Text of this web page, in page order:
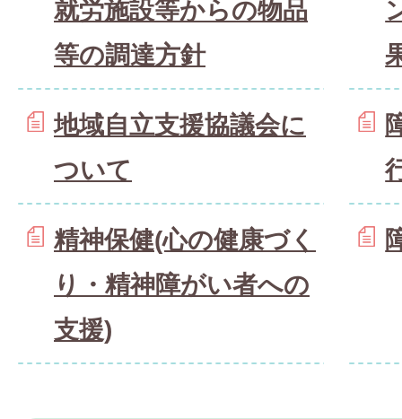
就労施設等からの物品
等の調達方針
地域自立支援協議会に
ついて
精神保健(心の健康づく
り・精神障がい者への
支援)